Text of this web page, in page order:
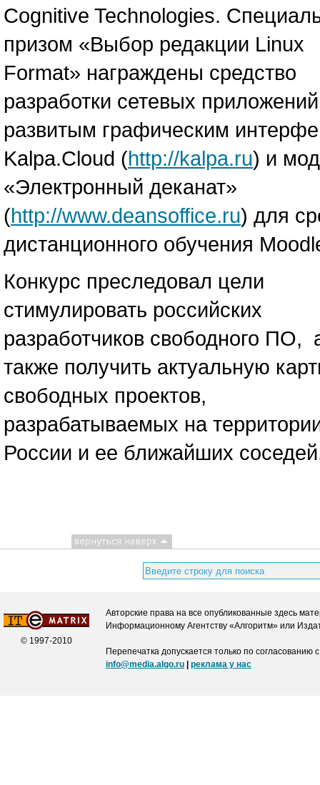
Cognitive Technologies.
призом «Выбор редакции Linux
Format» награждены средство
разработки сетевых
развитым графическим
Kalpa.Cloud (http://kalpa.ru) и
«Электронный деканат»
(http://www.deansoffice.ru) для
дистанционного обучения
Конкурс преследовал цели
стимулировать российских
разработчиков свободного ПО,
также получить актуальную
свободных проектов,
разрабатываемых на
России и ее ближайших
© 1997-2010
Авторские права на все опубликованные здесь
Информационному Агентству «Алгоритм» или
Перепечатка допускается только по согласованию
info@media.algo.ru
реклама у нас